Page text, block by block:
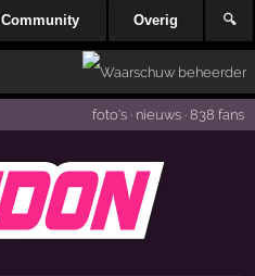
Community Overig 🔍
foto's· nieuws· 838 fans